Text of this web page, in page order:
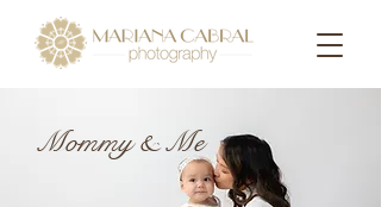
Mommy & Me